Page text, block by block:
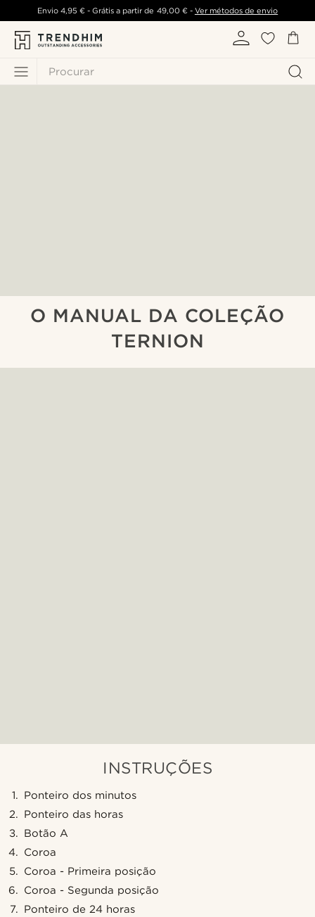
Procurar
Envio 4,95 €- Grátis a partir de 49,00 €- Ver métodos de envio
O MANUAL DA COLEÇÃO
TERNION
INSTRUÇÕES
Ponteiro dos minutos
Ponteiro das horas
Botão A
Coroa
Coroa - Primeira posição
Coroa - Segunda posição
Ponteiro de 24 horas